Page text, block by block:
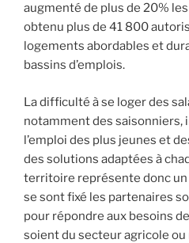
augmenté de plus de 20%
obtenu plus de 41 800
logements abordables et
bassins d’emplois.
La difficulté à se loger des
notamment des
l’emploi des plus jeunes et
des solutions adaptées à
territoire représente donc un
se sont fixé les partenaires
pour répondre aux besoins
soient du secteur agricole